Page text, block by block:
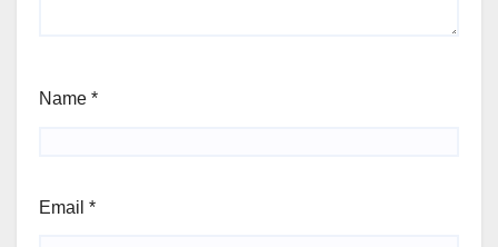
Name *
Email *